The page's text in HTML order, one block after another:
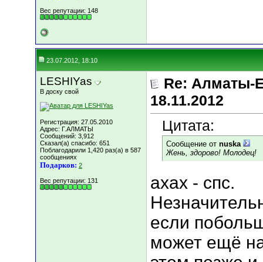
Вес репутации: 148
23.07.2012, 18:10
LESHIYas
В доску свой
Регистрация: 27.05.2010
Адрес: Г.АЛМАТЫ
Сообщений: 3,912
Сказал(а) спасибо: 651
Поблагодарили 1,420 раз(а) в 587
сообщениях
Подарков: 2
Вес репутации: 131
Re: Алматы-
18.11.2012
Цитата:
Сообщение от nuska
Жень, здорово! Молодец!
ахах - спс.
если
может ещё